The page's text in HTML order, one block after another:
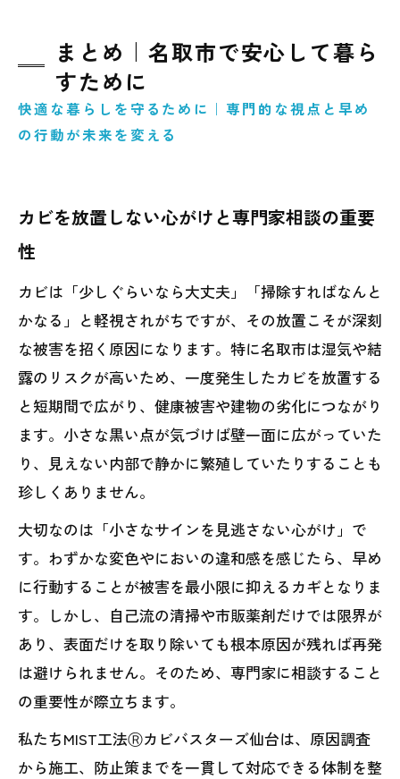
まとめ｜名取市で安心して暮ら
すために
快適な暮らしを守るために｜専門的な視点と早め
の行動が未来を変える
カビを放置しない心がけと専門家相談の重要
性
カビは「少しぐらいなら大丈夫」「掃除すればなんと
かなる」と軽視されがちですが、その放置こそが深刻
な被害を招く原因になります。特に名取市は湿気や結
露のリスクが高いため、一度発生したカビを放置する
と短期間で広がり、健康被害や建物の劣化につながり
ます。小さな黒い点が気づけば壁一面に広がっていた
り、見えない内部で静かに繁殖していたりすることも
珍しくありません。
大切なのは「小さなサインを見逃さない心がけ」で
す。わずかな変色やにおいの違和感を感じたら、早め
に行動することが被害を最小限に抑えるカギとなりま
す。しかし、自己流の清掃や市販薬剤だけでは限界が
あり、表面だけを取り除いても根本原因が残れば再発
は避けられません。そのため、専門家に相談すること
の重要性が際立ちます。
私たちMIST工法Ⓡカビバスターズ仙台は、原因調査
から施工、防止策までを一貫して対応できる体制を整